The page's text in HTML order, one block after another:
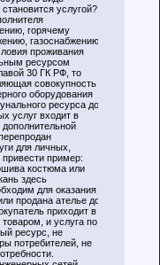
услугой?
горячему
газоснабжению
проживания
ресурсом
30 ГК РФ, то
совокупность
оборудования
ресурса до
услуг входит в
для личных,
пример:
костюма или
здесь
для оказания
продана ателье до
приходит в
и услуга по
ресурс, не
потребителей, не